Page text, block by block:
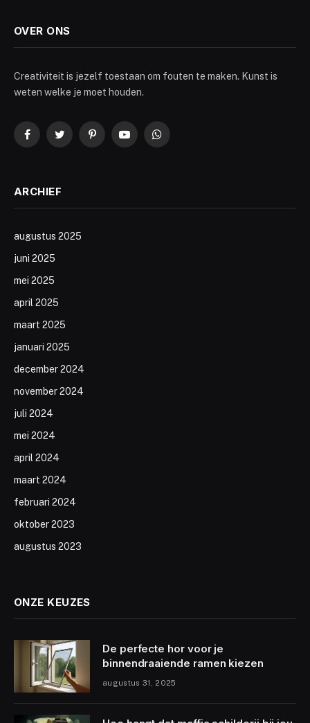
OVER ONS
Creativiteit is jezelf toestaan om fouten te maken. Kunst is
weten welke je moet houden.
FacebookTwitterPinterestYouTubeWhatsApp
ARCHIEF
augustus 2025
juni 2025
mei 2025
april 2025
maart 2025
januari 2025
december 2024
november 2024
juli 2024
mei 2024
april 2024
maart 2024
februari 2024
oktober 2023
augustus 2023
ONZE KEUZES
De perfecte hor voor je
binnendraaiende ramen kiezen
augustus 31, 2025